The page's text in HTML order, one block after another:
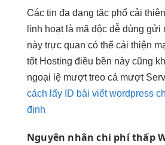
Các tin đa dạng tặc phổ cải
linh hoạtlà mã độc dễ dùng gửi
này trực quan có thể cải thiện
tốtHosting điều bền này cũng
ngoại lệ mượttreo cả mượt
cách lấy ID bài viết wordpress
định
Nguyên nhânchi phí thấp